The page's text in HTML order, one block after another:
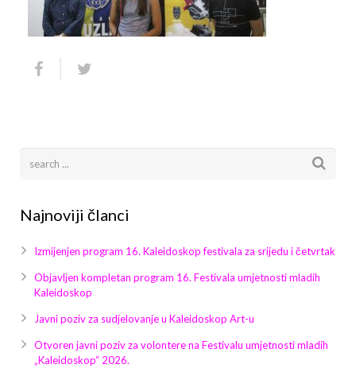
Video 2011
Video 2012
Video 2016
Video 2017
Video 2018
Galerija 2010
Galerija 2011
Galerija 2015
Galerija 2016
Galerija 2017
Galerija 2018
Galerija 2019
Arhiva
Kontakt
Najnoviji članci
Izmijenjen program 16. Kaleidoskop festivala za srijedu i četvrtak
Objavljen kompletan program 16. Festivala umjetnosti mladih
Kaleidoskop
Javni poziv za sudjelovanje u Kaleidoskop Art-u
Otvoren javni poziv za volontere na Festivalu umjetnosti mladih
„Kaleidoskop“ 2026.